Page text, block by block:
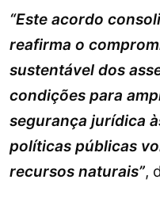
“Este acordo
reafirma o
sustentável dos
condições para
segurança jurídica
políticas públicas
recursos naturais”,